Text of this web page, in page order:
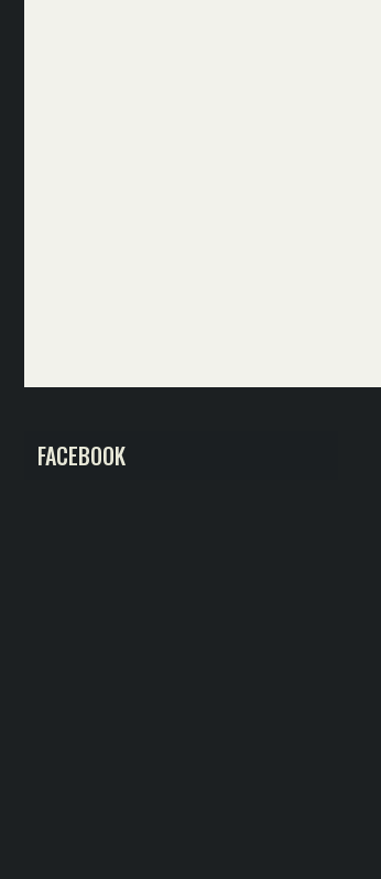
FACEBOOK